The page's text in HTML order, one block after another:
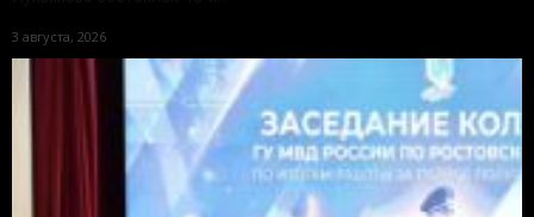
3 августа, 2026